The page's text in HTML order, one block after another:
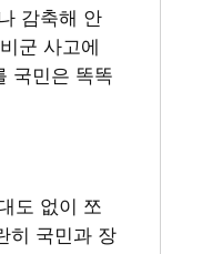
감축해 안
군 사고에
국민은 똑똑
도 없이 쪼
히 국민과 장